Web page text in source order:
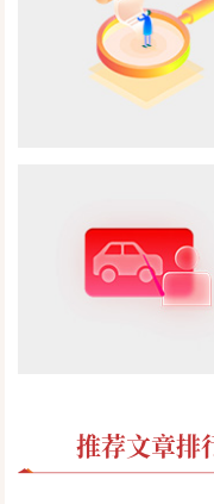
推荐文章排